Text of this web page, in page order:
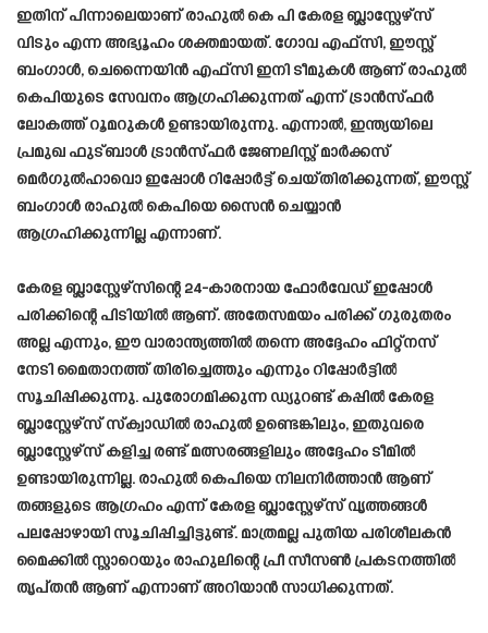
ഇതിന് പിന്നാലെയാണ് രാഹുൽ കെ പി കേരള ബ്ലാസ്റ്റേഴ്സ്
വിടും എന്ന അഭ്യൂഹം ശക്തമായത്. ഗോവ എഫ്സി, ഈസ്റ്റ്
ബംഗാൾ, ചെന്നൈയിൻ എഫ്സി ഇനി ടീമുകൾ ആണ് രാഹുൽ
കെപിയുടെ സേവനം ആഗ്രഹിക്കുന്നത് എന്ന് ട്രാൻസ്ഫർ
ലോകത്ത് റൂമറുകൾ ഉണ്ടായിരുന്നു. എന്നാൽ, ഇന്ത്യയിലെ
പ്രമുഖ ഫുട്ബാൾ ട്രാൻസ്ഫർ ജേണലിസ്റ്റ് മാർക്കസ്
മെർഗുൽഹാവൊ ഇപ്പോൾ റിപ്പോർട്ട് ചെയ്തിരിക്കുന്നത്, ഈസ്റ്റ്
ബംഗാൾ രാഹുൽ കെപിയെ സൈൻ ചെയ്യാൻ
ആഗ്രഹിക്കുന്നില്ല എന്നാണ്.
കേരള ബ്ലാസ്റ്റേഴ്സിന്റെ 24-കാരനായ ഫോർവേഡ് ഇപ്പോൾ
പരിക്കിന്റെ പിടിയിൽ ആണ്. അതേസമയം പരിക്ക് ഗുരുതരം
അല്ല എന്നും, ഈ വാരാന്ത്യത്തിൽ തന്നെ അദ്ദേഹം ഫിറ്റ്നസ്
നേടി മൈതാനത്ത് തിരിച്ചെത്തും എന്നും റിപ്പോർട്ടിൽ
സൂചിപ്പിക്കുന്നു. പുരോഗമിക്കുന്ന ഡ്യുറണ്ട് കപ്പിൽ കേരള
ബ്ലാസ്റ്റേഴ്സ് സ്ക്വാഡിൽ രാഹുൽ ഉണ്ടെങ്കിലും, ഇതുവരെ
ബ്ലാസ്റ്റേഴ്സ് കളിച്ച രണ്ട് മത്സരങ്ങളിലും അദ്ദേഹം ടീമിൽ
ഉണ്ടായിരുന്നില്ല. രാഹുൽ കെപിയെ നിലനിർത്താൻ ആണ്
തങ്ങളുടെ ആഗ്രഹം എന്ന് കേരള ബ്ലാസ്റ്റേഴ്സ് വൃത്തങ്ങൾ
പലപ്പോഴായി സൂചിപ്പിച്ചിട്ടുണ്ട്. മാത്രമല്ല പുതിയ പരിശീലകൻ
മൈക്കിൽ സ്റ്റാറെയും രാഹുലിന്റെ പ്രീ സീസൺ പ്രകടനത്തിൽ
തൃപ്തൻ ആണ് എന്നാണ് അറിയാൻ സാധിക്കുന്നത്.